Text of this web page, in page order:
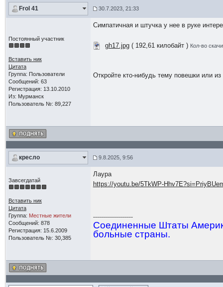
Frol 41 30.7.2023, 21:33
Постоянный участник
Вставить ник
Цитата
Группа: Пользователи
Сообщений: 63
Регистрация: 13.10.2010
Из: Мурманск
Пользователь №: 89,227
Симпатичная и штучка у нее в руке
gh17.jpg( 192,61 килобайт ) Кол-во
Откройте кто-нибудь тему повешки или
кресло 9.8.2025, 9:56
Завсегдатай
Вставить ник
Цитата
Группа: Местные жители
Сообщений: 878
Регистрация: 15.6.2009
Пользователь №: 30,385
Лаура
https://youtu.be/5TkWP-
--------------------
Соединенные Штаты
больные страны.